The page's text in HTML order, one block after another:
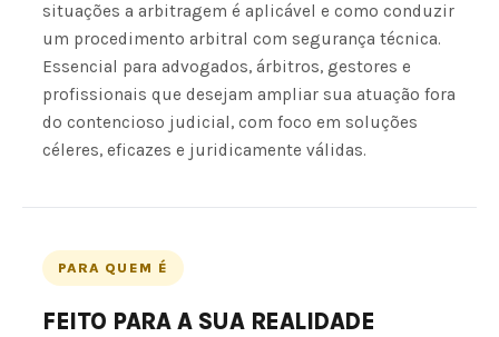
situações a arbitragem é aplicável e como conduzir
um procedimento arbitral com segurança técnica.
Essencial para advogados, árbitros, gestores e
profissionais que desejam ampliar sua atuação fora
do contencioso judicial, com foco em soluções
céleres, eficazes e juridicamente válidas.
PARA QUEM É
FEITO PARA A SUA REALIDADE